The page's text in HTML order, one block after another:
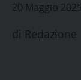
20 Maggio
di Redazione